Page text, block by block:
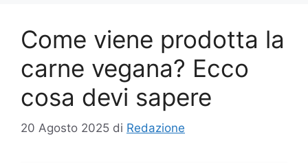
Come viene prodotta la
carne vegana? Ecco
cosa devi sapere
20 Agosto 2025 di Redazione